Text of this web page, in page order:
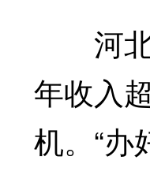
河北
年收入
机。“办